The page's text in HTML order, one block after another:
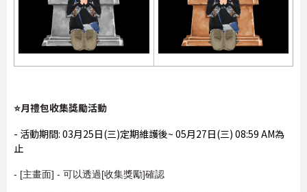
⭐月禮包收集獎勵活動
- 活動期間: 03月25日(三)定期維護後~ 05月27日(三) 08:59 AM為
止
- [主畫面] - 可以透過[收集獎勵]確認